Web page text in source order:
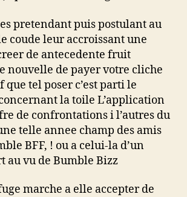
pretendant puis postulant au
coude leur accroissant une
de antecedente fruit
nouvelle de payer votre cliche
que tel poser c’est parti le
la toile L’application
de confrontations i l’autres du
telle annee champ des amis
BFF, ! ou a celui-la d’un
au vu de Bumble Bizz
marche a elle accepter de